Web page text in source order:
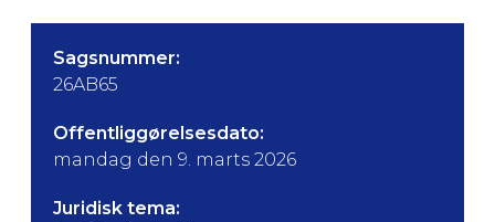
Sagsnummer:
26AB65
Offentliggørelsesdato:
mandag den 9. marts 2026
Juridisk tema: